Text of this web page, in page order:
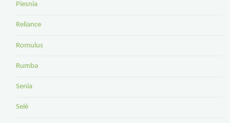
Piesnia
Reliance
Romulus
Rumba
Senia
Selė